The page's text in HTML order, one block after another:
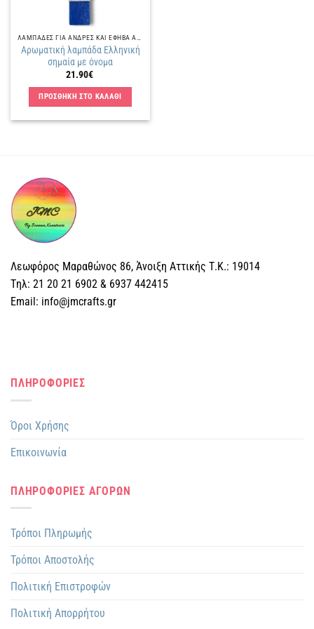
Αρωματική λαμπάδα Ελληνική
σημαία με όνομα
21.90€
ΠΡΟΣΘΗΚΗ ΣΤΟ ΚΑΛΑΘΙ
Λεωφόρος Μαραθώνος 86, Άνοιξη Αττικής Τ.Κ.: 19014
Tηλ: 21 20 21 6902 & 6937 442415
Email: info@jmcrafts.gr
ΠΛΗΡΟΦΟΡΙΕΣ
Όροι Χρήσης
Επικοινωνία
ΠΛΗΡΟΦΟΡΙΕΣ ΑΓΟΡΩΝ
Τρόποι Πληρωμής
Τρόποι Αποστολής
Πολιτική Επιστροφών
Πολιτική Απορρήτου